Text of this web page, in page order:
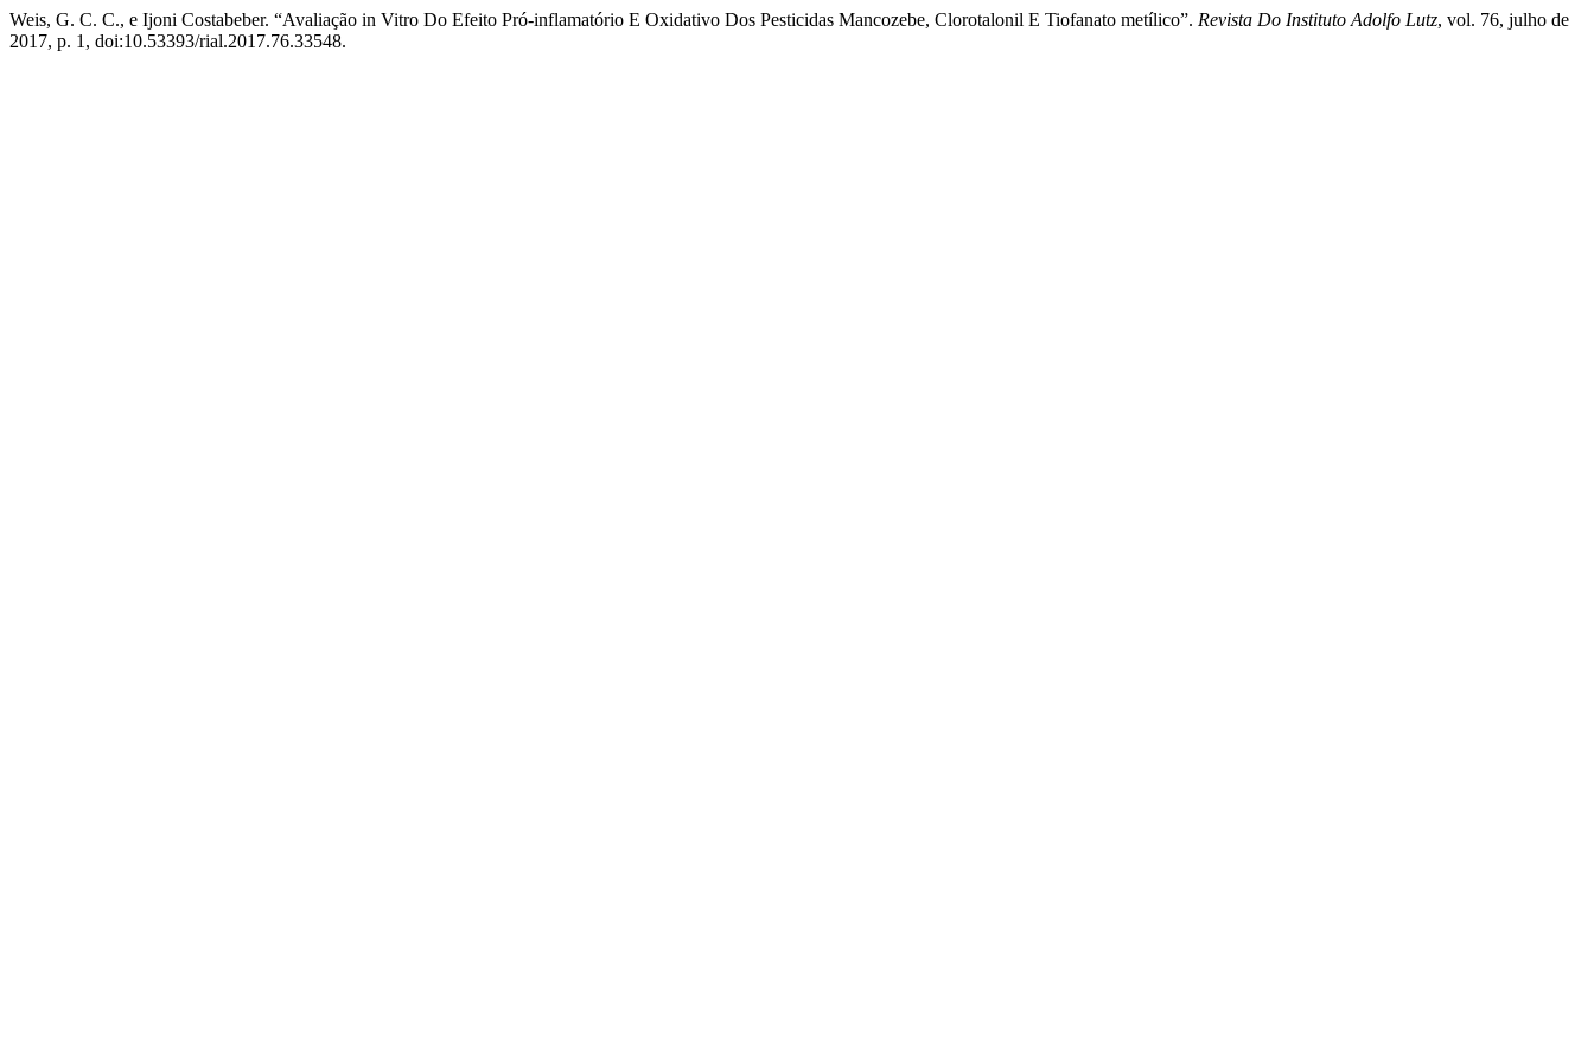
Weis, G. C. C., e Ijoni Costabeber. “Avaliação in Vitro Do Efeito Pró-inflamatório E Oxidativo Dos Pesticidas Mancozebe, Clorotalonil E Tiofanato metílico”. Revista Do Instituto Adolfo Lutz, vol. 76, julho de
2017, p. 1, doi:10.53393/rial.2017.76.33548.